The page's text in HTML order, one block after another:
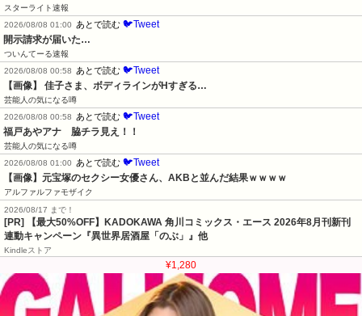
スターライト速報
2026/08/08 01:00
あとで読む 🐦Tweet
開示請求が届いた…
ついんてーる速報
2026/08/08 00:58
あとで読む 🐦Tweet
【画像】 佳子さま、ボディラインがHすぎる…
芸能人の気になる噂
2026/08/08 00:58
あとで読む 🐦Tweet
福戸あやアナ　脇チラ見え！！
芸能人の気になる噂
2026/08/08 01:00
あとで読む 🐦Tweet
【画像】元宝塚のセクシー女優さん、AKBと並んだ結果ｗｗｗｗ
アルファルファモザイク
2026/08/17 まで！
[PR] 【最大50%OFF】KADOKAWA 角川コミックス・エース 2026年8月刊新刊
連動キャンペーン『異世界居酒屋「のぶ」』他
Kindleストア
¥1,280